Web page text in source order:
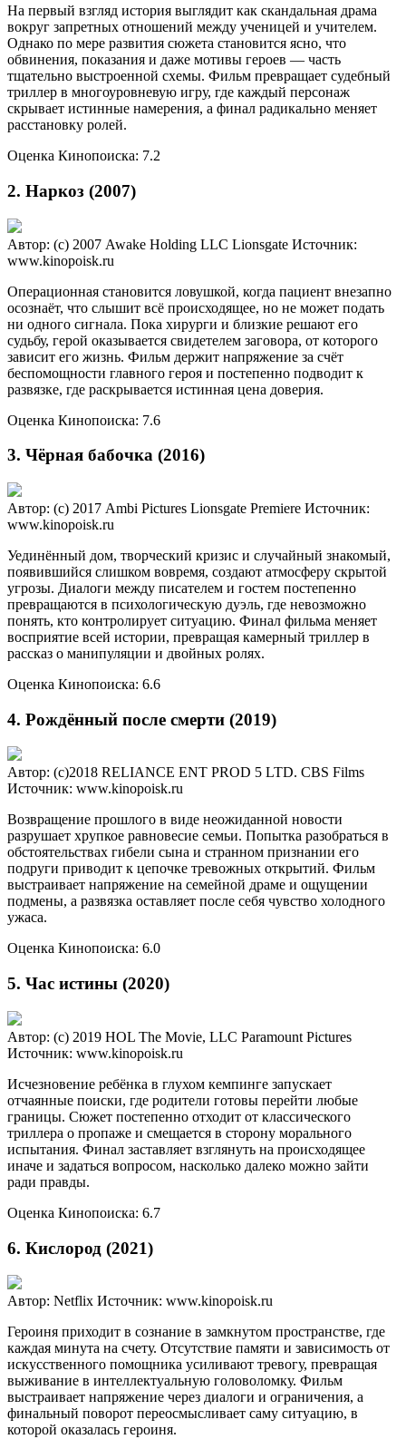
На первый взгляд история выглядит как скандальная драма
вокруг запретных отношений между ученицей и учителем.
Однако по мере развития сюжета становится ясно, что
обвинения, показания и даже мотивы героев — часть
тщательно выстроенной схемы. Фильм превращает судебный
триллер в многоуровневую игру, где каждый персонаж
скрывает истинные намерения, а финал радикально меняет
расстановку ролей.
Оценка Кинопоиска: 7.2
2. Наркоз (2007)
Автор: (c) 2007 Awake Holding LLC Lionsgate Источник:
www.kinopoisk.ru
Операционная становится ловушкой, когда пациент внезапно
осознаёт, что слышит всё происходящее, но не может подать
ни одного сигнала. Пока хирурги и близкие решают его
судьбу, герой оказывается свидетелем заговора, от которого
зависит его жизнь. Фильм держит напряжение за счёт
беспомощности главного героя и постепенно подводит к
развязке, где раскрывается истинная цена доверия.
Оценка Кинопоиска: 7.6
3. Чёрная бабочка (2016)
Автор: (c) 2017 Ambi Pictures Lionsgate Premiere Источник:
www.kinopoisk.ru
Уединённый дом, творческий кризис и случайный знакомый,
появившийся слишком вовремя, создают атмосферу скрытой
угрозы. Диалоги между писателем и гостем постепенно
превращаются в психологическую дуэль, где невозможно
понять, кто контролирует ситуацию. Финал фильма меняет
восприятие всей истории, превращая камерный триллер в
рассказ о манипуляции и двойных ролях.
Оценка Кинопоиска: 6.6
4. Рождённый после смерти (2019)
Автор: (c)2018 RELIANCE ENT PROD 5 LTD. CBS Films
Источник: www.kinopoisk.ru
Возвращение прошлого в виде неожиданной новости
разрушает хрупкое равновесие семьи. Попытка разобраться в
обстоятельствах гибели сына и странном признании его
подруги приводит к цепочке тревожных открытий. Фильм
выстраивает напряжение на семейной драме и ощущении
подмены, а развязка оставляет после себя чувство холодного
ужаса.
Оценка Кинопоиска: 6.0
5. Час истины (2020)
Автор: (c) 2019 HOL The Movie, LLC Paramount Pictures
Источник: www.kinopoisk.ru
Исчезновение ребёнка в глухом кемпинге запускает
отчаянные поиски, где родители готовы перейти любые
границы. Сюжет постепенно отходит от классического
триллера о пропаже и смещается в сторону морального
испытания. Финал заставляет взглянуть на происходящее
иначе и задаться вопросом, насколько далеко можно зайти
ради правды.
Оценка Кинопоиска: 6.7
6. Кислород (2021)
Автор: Netflix Источник: www.kinopoisk.ru
Героиня приходит в сознание в замкнутом пространстве, где
каждая минута на счету. Отсутствие памяти и зависимость от
искусственного помощника усиливают тревогу, превращая
выживание в интеллектуальную головоломку. Фильм
выстраивает напряжение через диалоги и ограничения, а
финальный поворот переосмысливает саму ситуацию, в
которой оказалась героиня.